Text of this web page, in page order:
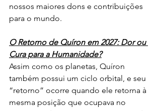
nossos maiores dons e contribuições
para o mundo.
O Retorno de Quíron em 2027: Dor ou
Cura para a Humanidade?
Assim como os planetas, Quíron
também possui um ciclo orbital, e seu
“retorno” ocorre quando ele retorna à
mesma posição que ocupava no